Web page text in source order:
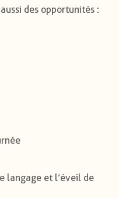
des opportunités :
langage et l’éveil de